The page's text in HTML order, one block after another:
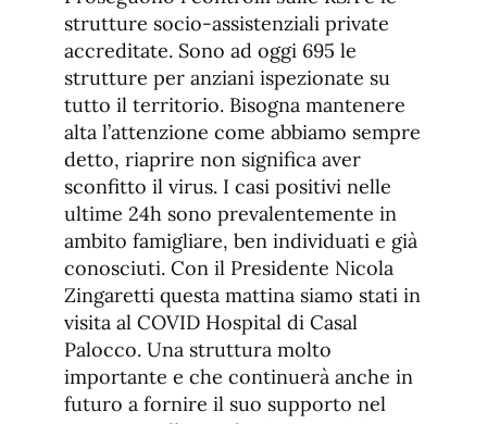
strutture socio-assistenziali private
accreditate. Sono ad oggi 695 le
strutture per anziani ispezionate su
tutto il territorio. Bisogna mantenere
alta l’attenzione come abbiamo sempre
detto, riaprire non significa aver
sconfitto il virus. I casi positivi nelle
ultime 24h sono prevalentemente in
ambito famigliare, ben individuati e già
conosciuti. Con il Presidente Nicola
Zingaretti questa mattina siamo stati in
visita al COVID Hospital di Casal
Palocco. Una struttura molto
importante e che continuerà anche in
futuro a fornire il suo supporto nel